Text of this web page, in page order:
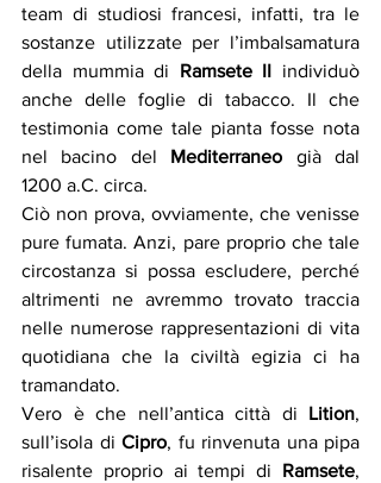
team di studiosi francesi, infatti, tra le
sostanze utilizzate per l’imbalsamatura
della mummia di Ramsete II individuò
anche delle foglie di tabacco. Il che
testimonia come tale pianta fosse nota
nel bacino del Mediterraneo già dal
1200 a.C. circa.
Ciò non prova, ovviamente, che venisse
pure fumata. Anzi, pare proprio che tale
circostanza si possa escludere, perché
altrimenti ne avremmo trovato traccia
nelle numerose rappresentazioni di vita
quotidiana che la civiltà egizia ci ha
tramandato.
Vero è che nell’antica città di Lition,
sull’isola di Cipro, fu rinvenuta una pipa
risalente proprio ai tempi di Ramsete,